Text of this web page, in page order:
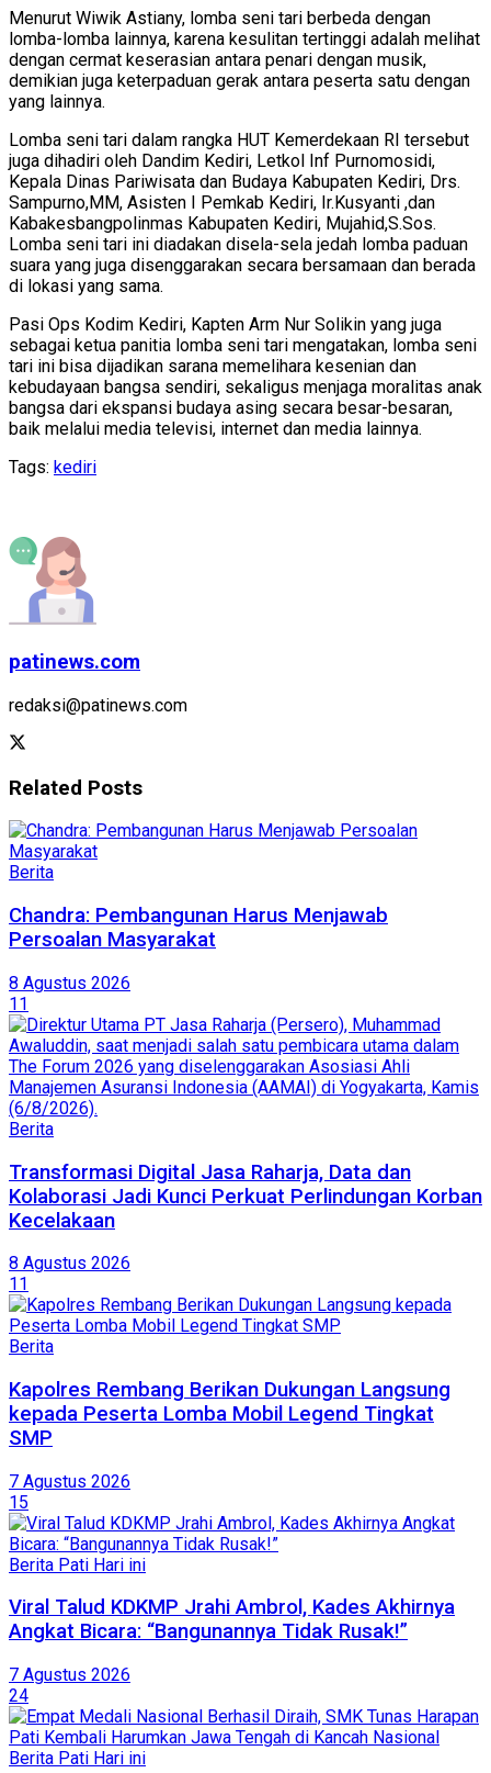
Menurut Wiwik Astiany, lomba seni tari berbeda dengan
lomba-lomba lainnya, karena kesulitan tertinggi adalah melihat
dengan cermat keserasian antara penari dengan musik,
demikian juga keterpaduan gerak antara peserta satu dengan
yang lainnya.
Lomba seni tari dalam rangka HUT Kemerdekaan RI tersebut
juga dihadiri oleh Dandim Kediri, Letkol Inf Purnomosidi,
Kepala Dinas Pariwisata dan Budaya Kabupaten Kediri, Drs.
Sampurno,MM, Asisten I Pemkab Kediri, Ir.Kusyanti ,dan
Kabakesbangpolinmas Kabupaten Kediri, Mujahid,S.Sos.
Lomba seni tari ini diadakan disela-sela jedah lomba paduan
suara yang juga disenggarakan secara bersamaan dan berada
di lokasi yang sama.
Pasi Ops Kodim Kediri, Kapten Arm Nur Solikin yang juga
sebagai ketua panitia lomba seni tari mengatakan, lomba seni
tari ini bisa dijadikan sarana memelihara kesenian dan
kebudayaan bangsa sendiri, sekaligus menjaga moralitas anak
bangsa dari ekspansi budaya asing secara besar-besaran,
baik melalui media televisi, internet dan media lainnya.
Tags: kediri
patinews.com
redaksi@patinews.com
Related Posts
Berita
Chandra: Pembangunan Harus Menjawab
Persoalan Masyarakat
8 Agustus 2026
11
Berita
Transformasi Digital Jasa Raharja, Data dan
Kolaborasi Jadi Kunci Perkuat Perlindungan Korban
Kecelakaan
8 Agustus 2026
11
Berita
Kapolres Rembang Berikan Dukungan Langsung
kepada Peserta Lomba Mobil Legend Tingkat
SMP
7 Agustus 2026
15
Berita Pati Hari ini
Viral Talud KDKMP Jrahi Ambrol, Kades Akhirnya
Angkat Bicara: “Bangunannya Tidak Rusak!”
7 Agustus 2026
24
Berita Pati Hari ini